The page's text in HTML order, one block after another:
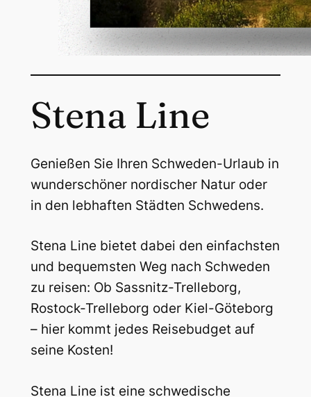
Stena Line
Genießen Sie Ihren Schweden-Urlaub in
wunderschöner nordischer Natur oder
in den lebhaften Städten Schwedens.
Stena Line bietet dabei den einfachsten
und bequemsten Weg nach Schweden
zu reisen: Ob Sassnitz-Trelleborg,
Rostock-Trelleborg oder Kiel-Göteborg
– hier kommt jedes Reisebudget auf
seine Kosten!
Stena Line ist eine schwedische